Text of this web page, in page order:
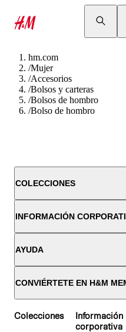
hm.com
/Mujer
/Accesorios
/Bolsos y carteras
/Bolsos de hombro
/Bolso de hombro
COLECCIONES
INFORMACIÓN
AYUDA
CONVIÉRTETE EN H&M
Colecciones
Información
corporativa